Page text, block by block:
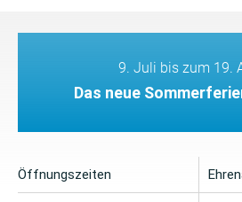
9. Juli bis zum 19.
Das neue
Öffnungszeiten